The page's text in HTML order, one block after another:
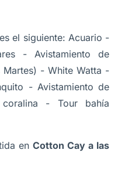
el siguiente: Acuario -
- Avistamiento de
- White Watta -
- Avistamiento de
- Tour bahía
en Cotton Cay a las